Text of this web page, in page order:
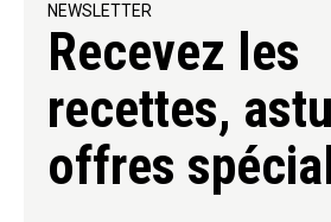
NEWSLETTER
Recevez les
recettes,
offres